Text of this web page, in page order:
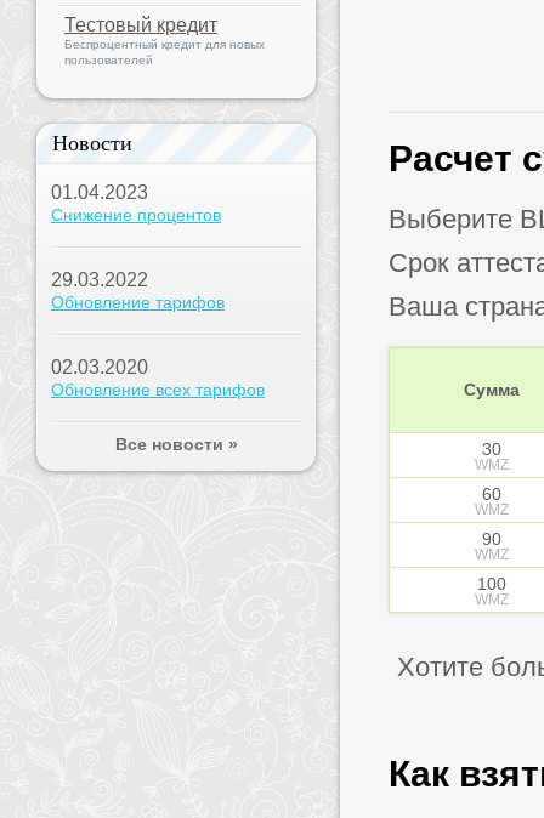
Тестовый кредит
Беспроцентный кредит для новых
пользователей
Новости
01.04.2023
Снижение процентов
29.03.2022
Обновление тарифов
02.03.2020
Обновление всех тарифов
Все новости »
Расчет
Выберите
Срок
Ваша
Сумма
30
WMZ
60
WMZ
90
WMZ
100
WMZ
Хотите
Как